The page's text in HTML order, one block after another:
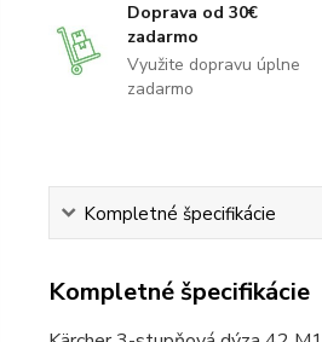
Doprava od 30€
zadarmo
Využite dopravu úplne
zadarmo
Kompletné špecifikácie
Kompletné špecifikácie